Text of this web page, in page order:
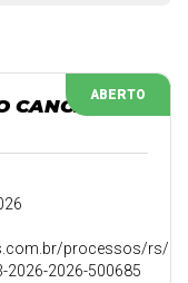
ABERTO
CANCHA
processos/rs/
2026-2026-500685